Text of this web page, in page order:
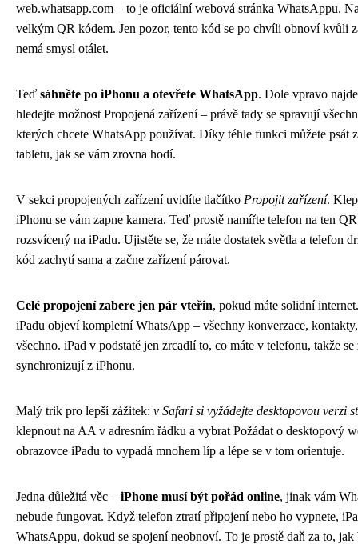
web.whatsapp.com – to je oficiální webová stránka WhatsAppu.
velkým QR kódem. Jen pozor, tento kód se po chvíli obnoví kvůli
nemá smysl otálet.
Teď sáhněte po iPhonu a otevřete WhatsApp. Dole vpravo
hledejte možnost Propojená zařízení – právě tady se spravují
kterých chcete WhatsApp používat. Díky téhle funkci můžete psát
tabletu, jak se vám zrovna hodí.
V sekci propojených zařízení uvidíte tlačítko Propojit zařízení.
iPhonu se vám zapne kamera. Teď prostě namířte telefon na ten
rozsvícený na iPadu. Ujistěte se, že máte dostatek světla a telefon
kód zachytí sama a začne zařízení párovat.
Celé propojení zabere jen pár vteřin, pokud máte solidní
iPadu objeví kompletní WhatsApp – všechny konverzace,
všechno. iPad v podstatě jen zrcadlí to, co máte v telefonu, takže
synchronizují z iPhonu.
Malý trik pro lepší zážitek: v Safari si vyžádejte desktopovou verzi
klepnout na AA v adresním řádku a vybrat Požádat o desktopový
obrazovce iPadu to vypadá mnohem líp a lépe se v tom orientuje.
Jedna důležitá věc – iPhone musí být pořád online, jinak vám
nebude fungovat. Když telefon ztratí připojení nebo ho vypnete,
WhatsAppu, dokud se spojení neobnoví. To je prostě daň za to,